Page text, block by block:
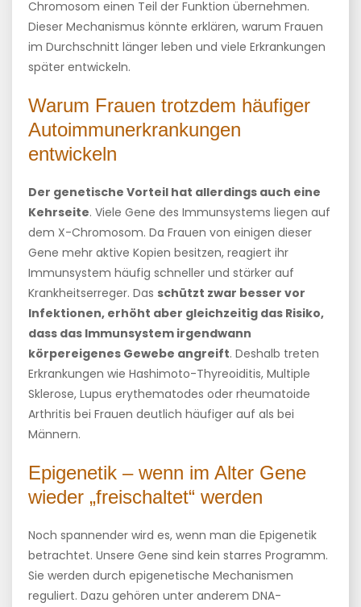
Chromosom einen Teil der Funktion übernehmen.
Dieser Mechanismus könnte erklären, warum Frauen
im Durchschnitt länger leben und viele Erkrankungen
später entwickeln.
Warum Frauen trotzdem häufiger
Autoimmunerkrankungen
entwickeln
Der genetische Vorteil hat allerdings auch eine
Kehrseite. Viele Gene des Immunsystems liegen auf
dem X-Chromosom. Da Frauen von einigen dieser
Gene mehr aktive Kopien besitzen, reagiert ihr
Immunsystem häufig schneller und stärker auf
Krankheitserreger. Das schützt zwar besser vor
Infektionen, erhöht aber gleichzeitig das Risiko,
dass das Immunsystem irgendwann
körpereigenes Gewebe angreift. Deshalb treten
Erkrankungen wie Hashimoto-Thyreoiditis, Multiple
Sklerose, Lupus erythematodes oder rheumatoide
Arthritis bei Frauen deutlich häufiger auf als bei
Männern.
Epigenetik – wenn im Alter Gene
wieder „freischaltet“ werden
Noch spannender wird es, wenn man die Epigenetik
betrachtet. Unsere Gene sind kein starres Programm.
Sie werden durch epigenetische Mechanismen
reguliert. Dazu gehören unter anderem DNA-